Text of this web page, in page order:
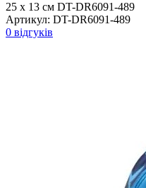
25 х 13 см DT-DR6091-489
Артикул: DT-DR6091-489
0 відгуків